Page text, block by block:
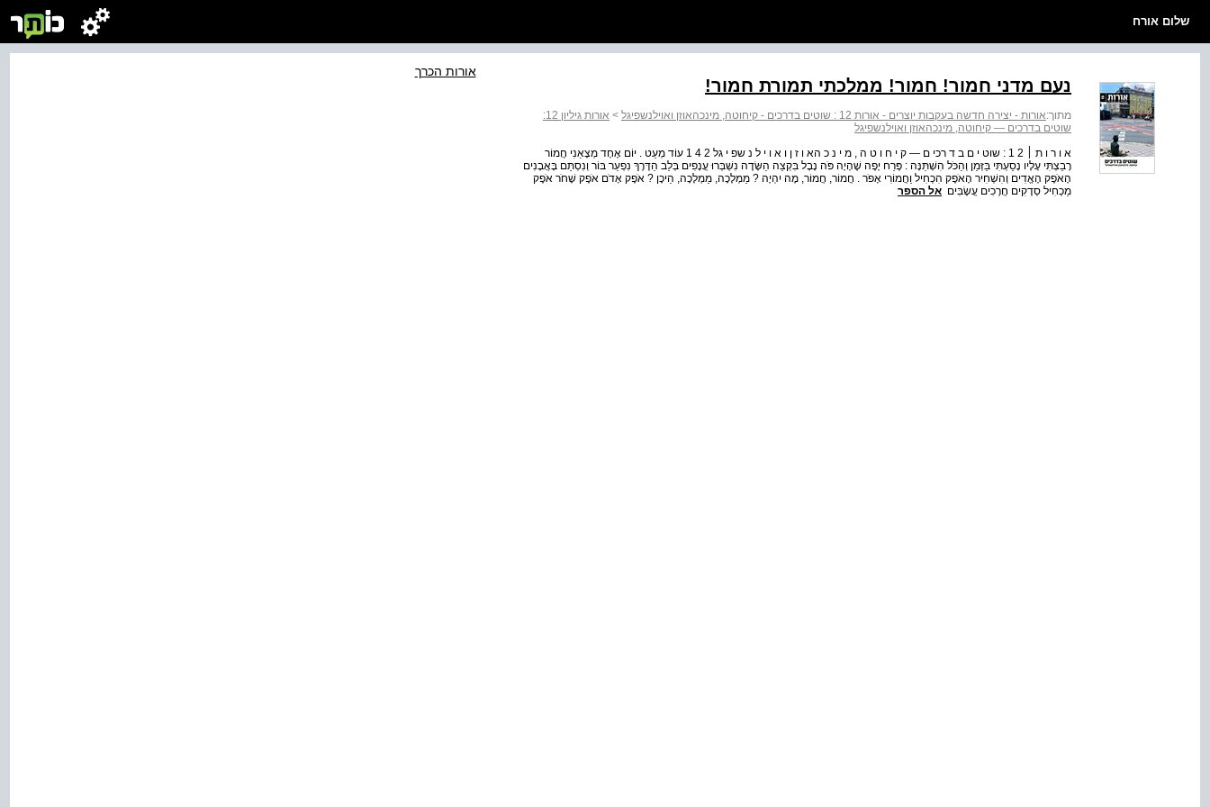
שלום אורח
נעם מדני חמור! חמור! ממלכתי תמורת חמור!
מתוך:אורות - יצירה חדשה בעקבות יוצרים - אורות 12 : שוטים בדרכים - קיחוטה, מינכהאוזן ואוילנשפיגל >
אורות גיליון 12:
שוטים בדרכים — קיחוטה, מינכהאוזן ואוילנשפיגל
א ו ר ו ת ׀ 2 1 : שוט י ם ב ד רכי ם — ק י ח ו ט ה , מ י נ כ הא ו ז ן ו א ו י ל נ שפ י גל 2 4 1 עוֹד מְעַט . יוֹם אֶחָד מְצָאַנִי חֲמוֹר
רָבַצְתִּי עָלָיו נָסַעְתִּי בַּזְּמַן וְהַכֹּל הִשְׁתַּנָּה : פֶּרַח יָפֶה שֶׁהָיָה פֹּה נָבָל בִּקְצֵה הַשָּׂדֶה נִשְׁבְּרוּ עֲנָפִים בְּלֵב הַדֶּרֶךְ נִפְעַר בּוֹר וְנִסְתַּם בָּאֲבָנִים
הָאֹפֶק הֶאֱדִים וְהִשְׁחִיר הָאֹפֶק הִכְחִיל וַחֲמוֹרִי אָפֹר . חֲמוֹר, חֲמוֹר, מָה יִהְיֶה ? מַמְלָכָה, מַמְלָכָה, הֵיכָן ? אֹפֶק אָדֹם אֹפֶק שָׁחֹר אֹפֶק
מַכְחִיל סְדָקִים חֲרָכִים עֲשָׂבִּים אל הספר
אורות הכרך